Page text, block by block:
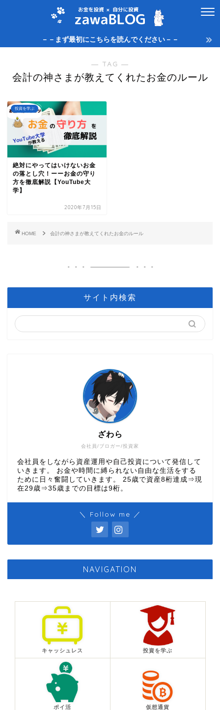
－－まず最初にこちらを読んでください－－
― TAG ―
会計の神さまが教えてくれたお金のルール
投資を学ぶ
絶対にやってはいけないお金
の落とし穴！ーーお金の守り
方を徹底解説【YouTube大
学】
2020年7月15日
HOME 会計の神さまが教えてくれたお金のルール
サイト内検索
会社員/ブロガー/投資家
ざわら
会社員をしながら資産運用や自己投資について発信して
いきます。 お金や時間に縛られない自由な生活をする
ために日々奮闘していきます。 25歳で資産8桁達成⇒現
在29歳⇒35歳までの目標は9桁。
＼ Follow me ／
NAVIGATION
キャッシュレス 投資を学ぶ
ポイ活 仮想通貨